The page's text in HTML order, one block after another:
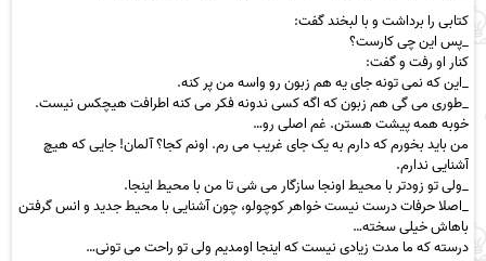
کتابی را برداشت و با لبخند گفت:
_پس این چی کارست؟
کنار او رفت و گفت:
_این که نمی تونه جای یه هم زبون رو واسه من پر کنه.
_طوری می گی هم زبون که اگه کسی ندونه فکر می کنه اطرافت هیچکس نیست.
خوبه همه پیشت هستن. غم اصلی رو…
من باید بخورم که دارم به یک جای غریب می رم. اونم کجا؟ آلمان! جایی که هیچ
آشنایی ندارم.
_ولی تو زودتر با محیط اونجا سازگار می شی تا من با محیط اینجا.
_اصلا حرفات درست نیست خواهر کوچولو، چون آشنایی با محیط جدید و انس گرفتن
باهاش خیلی سخته…
درسته که ما مدت زیادی نیست که اینجا اومدیم ولی تو راحت می تونی…